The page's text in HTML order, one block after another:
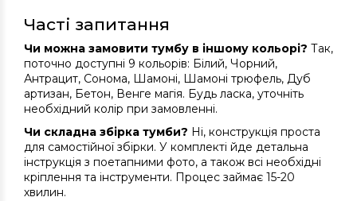
Часті запитання
Чи можна замовити тумбу в іншому кольорі? Так,
поточно доступні 9 кольорів: Білий, Чорний,
Антрацит, Сонома, Шамоні, Шамоні трюфель, Дуб
артизан, Бетон, Венге магія. Будь ласка, уточніть
необхідний колір при замовленні.
Чи складна збірка тумби? Ні, конструкція проста
для самостійної збірки. У комплекті йде детальна
інструкція з поетапними фото, а також всі необхідні
кріплення та інструменти. Процес займає 15-20
хвилин.